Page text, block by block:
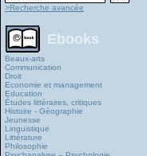
>Recherche avancée
Ebooks
Beaux-arts
Communication
Droit
Economie et management
Education
Études littéraires, critiques
Histoire - Géographie
Jeunesse
Linguistique
Littérature
Philosophie